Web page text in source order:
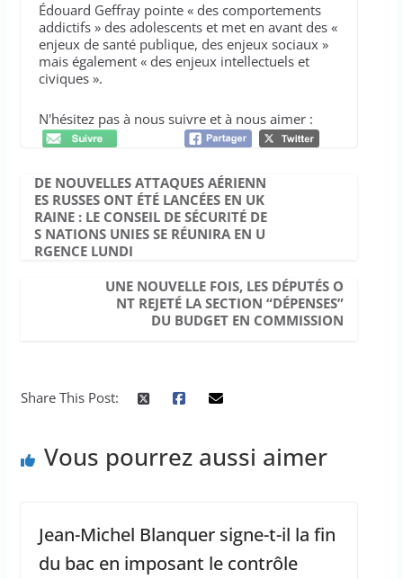
Édouard Geffray pointe « des comportements
addictifs » des adolescents et met en avant des «
enjeux de santé publique, des enjeux sociaux »
mais également « des enjeux intellectuels et
civiques ».
N'hésitez pas à nous suivre et à nous aimer :
DE NOUVELLES ATTAQUES AÉRIENN
ES RUSSES ONT ÉTÉ LANCÉES EN UK
RAINE : LE CONSEIL DE SÉCURITÉ DE
S NATIONS UNIES SE RÉUNIRA EN U
RGENCE LUNDI
UNE NOUVELLE FOIS, LES DÉPUTÉS O
NT REJETÉ LA SECTION “DÉPENSES”
DU BUDGET EN COMMISSION
Share This Post:
Vous pourrez aussi aimer
Jean-Michel Blanquer signe-t-il la fin
du bac en imposant le contrôle